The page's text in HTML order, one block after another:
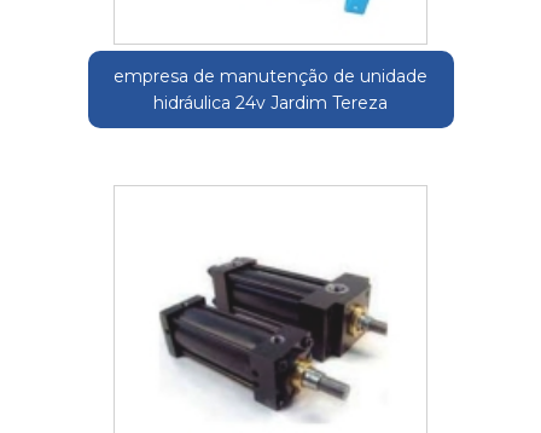
empresa de manutenção de unidade
hidráulica 24v Jardim Tereza